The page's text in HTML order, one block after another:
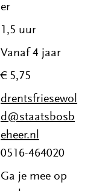
er
1,5 uur
Vanaf 4 jaar
€ 5,75
drentsfriesewol
d@staatsbosb
eheer.nl
0516-464020
Ga je mee op